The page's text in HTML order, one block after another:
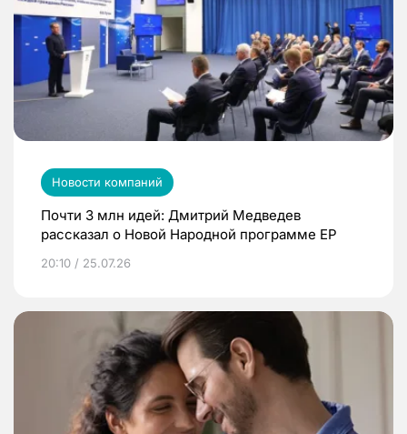
Новости компаний
Почти 3 млн идей: Дмитрий Медведев
рассказал о Новой Народной программе ЕР
20:10 / 25.07.26